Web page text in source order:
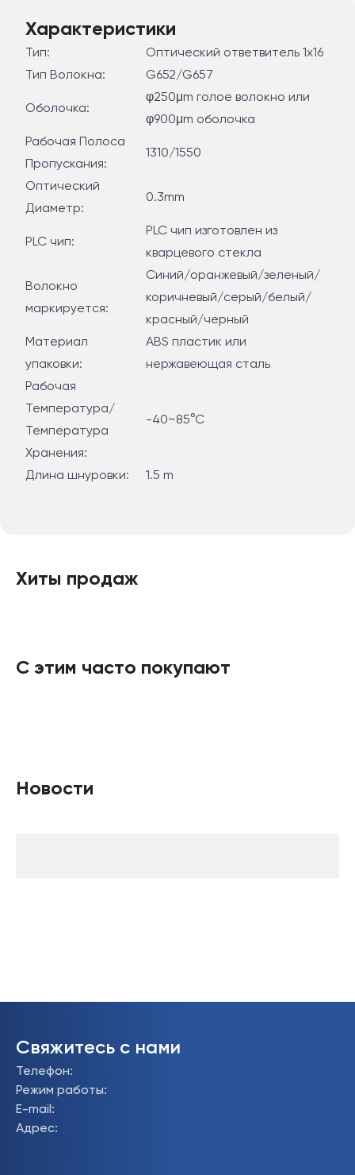
Характеристики
Тип:
Оптический ответвитель 1x16
Тип Волокна:
G652/G657
Оболочка:
φ250μm голое волокно или
φ900μm оболочка
Рабочая Полоса
Пропускания:
1310/1550
Оптический
Диаметр:
0.3mm
PLC чип:
PLC чип изготовлен из
кварцевого стекла
Волокно
маркируется:
Синий/оранжевый/зеленый/
коричневый/серый/белый/
красный/черный
Материал
упаковки:
ABS пластик или
нержавеющая сталь
Рабочая
Температура/
Температура
Хранения:
-40~85°C
Длина шнуровки: 1.5 m
Хиты продаж
С этим часто покупают
Новости
Свяжитесь с нами
Телефон:
Режим работы:
E-mail :
Адрес: